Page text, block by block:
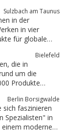
Sulzbach am Taunus
in der
in vier
für globale
Produkte
Bielefeld
in
Produkte
Berlin Borsigwalde
sich faszinieren
Spezialisten" in
modernen